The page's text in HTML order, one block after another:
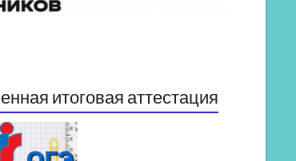
итоговая аттестация